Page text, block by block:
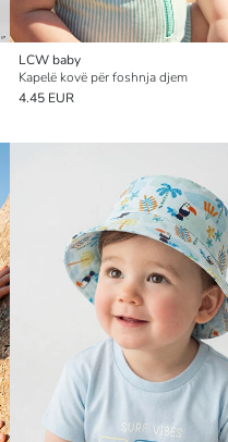
LCW baby
Kapelë kovë për foshnja djem
4.45 EUR